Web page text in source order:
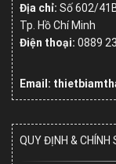
Địa chỉ: Số602/
Tp. Hồ Chí Minh
Điện thoại: 0889
Email:
QUY ĐỊNH & CHÍNH